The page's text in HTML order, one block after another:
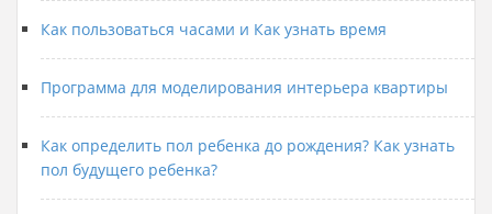
Как пользоваться часами и Как узнать время
Программа для моделирования интерьера квартиры
Как определить пол ребенка до рождения? Как узнать
пол будущего ребенка?